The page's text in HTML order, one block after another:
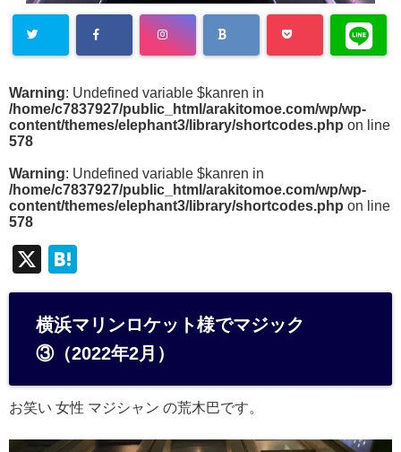
Warning: Undefined variable $kanren in
/home/c7837927/public_html/arakitomoe.com/wp/wp-
content/themes/elephant3/library/shortcodes.php on line
578
Warning: Undefined variable $kanren in
/home/c7837927/public_html/arakitomoe.com/wp/wp-
content/themes/elephant3/library/shortcodes.php on line
578
X
at
e
n
横浜マリンロケット様でマジック
③（2022年2月）
お笑い 女性 マジシャン の荒木巴です。